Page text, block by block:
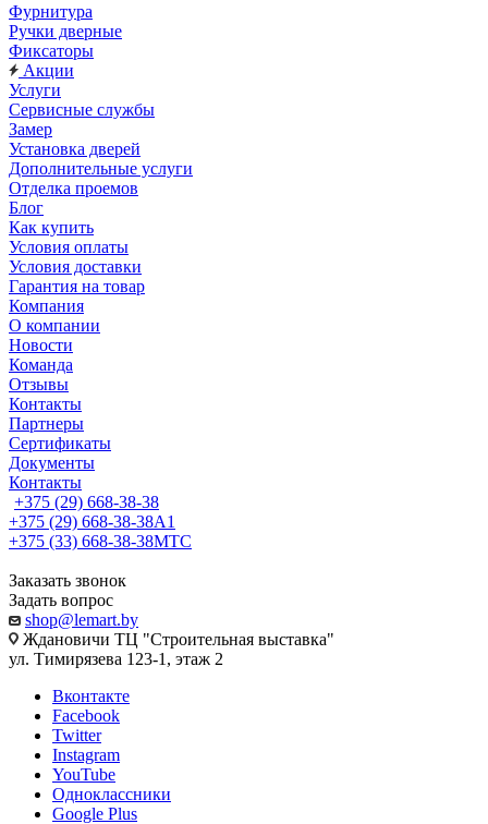
Фурнитура
Ручки дверные
Фиксаторы
Акции
Услуги
Сервисные службы
Замер
Установка дверей
Дополнительные услуги
Отделка проемов
Блог
Как купить
Условия оплаты
Условия доставки
Гарантия на товар
Компания
О компании
Новости
Команда
Отзывы
Контакты
Партнеры
Сертификаты
Документы
Контакты
+375 (29) 668-38-38
+375 (29) 668-38-38A1
+375 (33) 668-38-38МТС
Заказать звонок
Задать вопрос
shop@lemart.by
Ждановичи ТЦ "Строительная выставка"
ул. Тимирязева 123-1, этаж 2
Вконтакте
Facebook
Twitter
Instagram
YouTube
Одноклассники
Google Plus